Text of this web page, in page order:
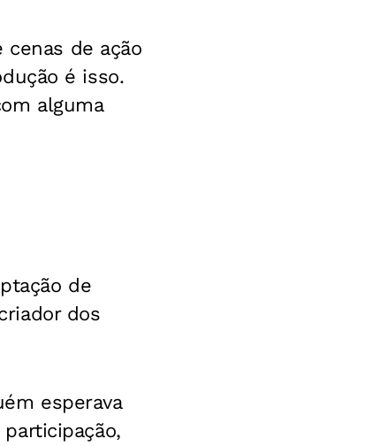
cenas de ação
é isso.
alguma
de
dos
esperava